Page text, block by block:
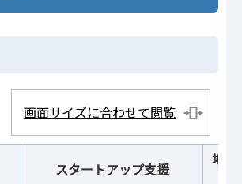
画面サイズに合わせて閲覧
スタートアップ支援
地域